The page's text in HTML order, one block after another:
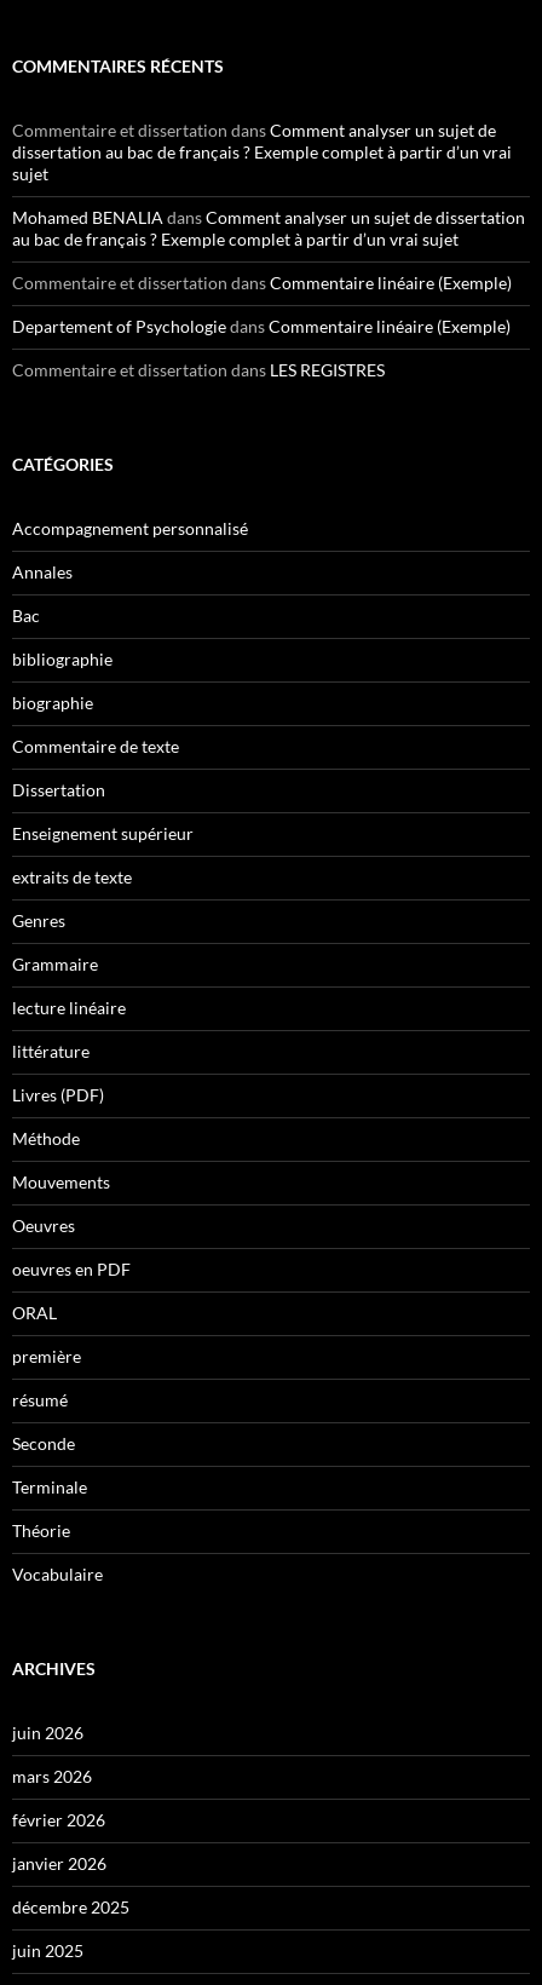
COMMENTAIRES RÉCENTS
Commentaire et dissertation dansComment analyser un sujet de
dissertation au bac de français ? Exemple complet à partir d’un vrai
sujet
Mohamed BENALIA dansComment analyser un sujet de dissertation
au bac de français ? Exemple complet à partir d’un vrai sujet
Commentaire et dissertation dansCommentaire linéaire (Exemple)
Departement of PsychologiedansCommentaire linéaire (Exemple)
Commentaire et dissertation dans LES REGISTRES
CATÉGORIES
Accompagnement personnalisé
Annales
Bac
bibliographie
biographie
Commentaire de texte
Dissertation
Enseignement supérieur
extraits de texte
Genres
Grammaire
lecture linéaire
littérature
Livres (PDF)
Méthode
Mouvements
Oeuvres
oeuvres en PDF
ORAL
première
résumé
Seconde
Terminale
Théorie
Vocabulaire
ARCHIVES
juin 2026
mars 2026
février 2026
janvier 2026
décembre 2025
juin 2025